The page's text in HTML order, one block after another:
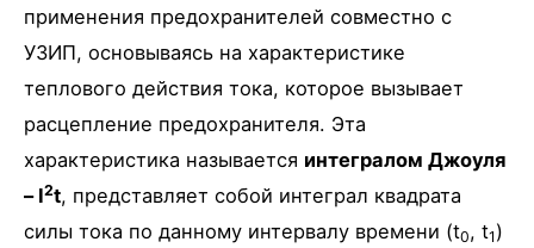
применения предохранителей совместно с
УЗИП, основываясь на характеристике
теплового действия тока, которое вызывает
расцепление предохранителя. Эта
характеристика называется интегралом Джоуля
– I2t, представляет собой интеграл квадрата
силы тока по данному интервалу времени (t0, t1 )